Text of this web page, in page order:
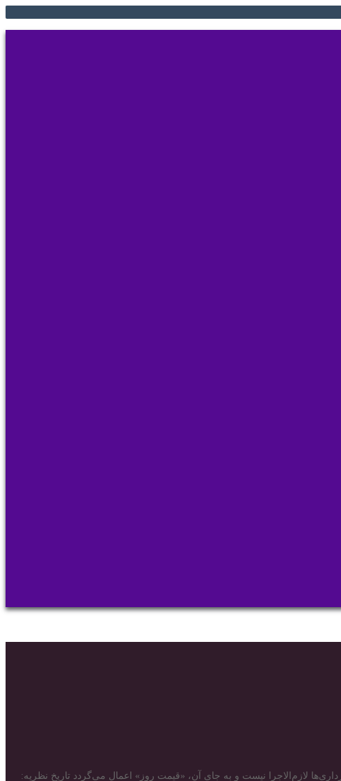
نظر گرفتن تاثیر طرح محاسبه شود ۲-تعیین «قیمت عادله» در مورد شهرداری‌ها لازم‌الاجرا نیست و به جای آن، «قیمت روز» اعمال می‌گردد تاریخ نظریه: